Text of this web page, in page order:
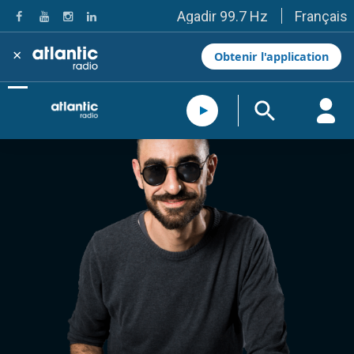
Agadir 99.7 Hz
Tanger 103.3 Hz
Tétouan 87.8 Hz
Fès 98.8 Hz
Meknès 97.2 Hz
El Jadida 97.3
Settat 104,6
Essaouira 96.6
Safi 92.3
Taza 103.0
Taounate 95.6
Tiznit 103.1
SkhourRhamna 92.2
Taroudant 104.9
Guelmim 91.9
Tan-Tan 95.2
Tafraout 104.9
Casablanca 92.5 Hz
Rabat, Salé 106.9 Hz
Marrakech 90.5 Hz
Français
× Obtenir l'application